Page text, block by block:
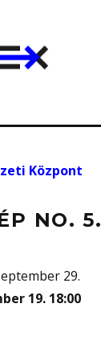
Központ
NO. 5.
29.
19. 18:00